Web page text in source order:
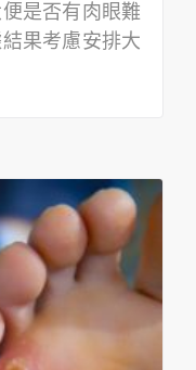
是否有肉眼難
果考慮安排大